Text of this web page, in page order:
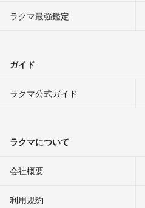
ラクマ最強鑑定
ガイド
ラクマ公式ガイド
ラクマについて
会社概要
利用規約